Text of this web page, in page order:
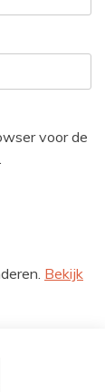
voor de
Bekijk